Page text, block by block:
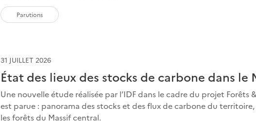
Parutions
31 JUILLET 2026
État des lieux des stocks de carbone dans le
Une nouvelle étude réalisée par l’IDF dans le cadre du projet Forêts
est parue : panorama des stocks et des flux de carbone du
les forêts du Massif central.